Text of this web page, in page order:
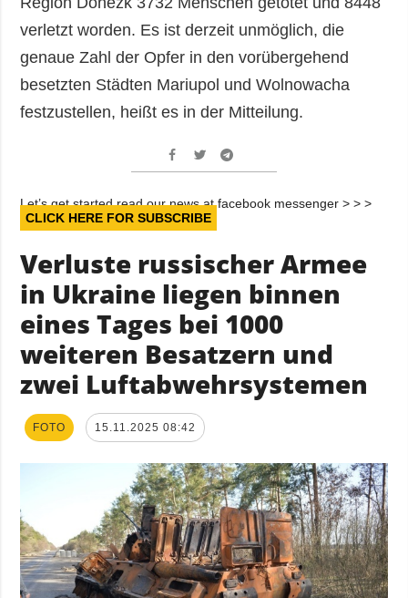
verletzt worden. Es ist derzeit unmöglich, die
genaue Zahl der Opfer in den vorübergehend
besetzten Städten Mariupol und Wolnowacha
festzustellen, heißt es in der Mitteilung.
Let’s get started read our news at facebook messenger > > >
CLICK HERE FOR SUBSCRIBE
Verluste russischer Armee
in Ukraine liegen binnen
eines Tages bei 1000
weiteren Besatzern und
zwei Luftabwehrsystemen
FOTO 15.11.2025 08:42